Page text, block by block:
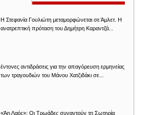
Η Στεφανία Γουλιώτη μεταμορφώνεται σε Άμλετ. Η
ανατρεπτική πρόταση του Δημήτρη Καραντζά...
έντονες αντιδράσεις για την απαγόρευση ερμηνείας
των τραγουδιών του Μάνου Χατζιδάκι σε...
«Άη Λαός»: Οι Τρωάδες συναντούν τη Σωτηρία